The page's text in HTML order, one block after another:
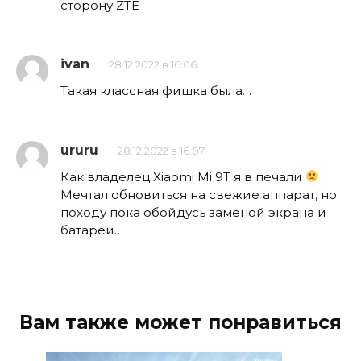
сторону ZTE
ivan 28.12.2022 в 16:06
Такая классная фишка была…
ururu 28.12.2022 в 16:07
Как владелец Xiaomi Mi 9T я в печали
Мечтал обновиться на свежие аппарат, но
походу пока обойдусь заменой экрана и
батареи…
Вам также может понравиться